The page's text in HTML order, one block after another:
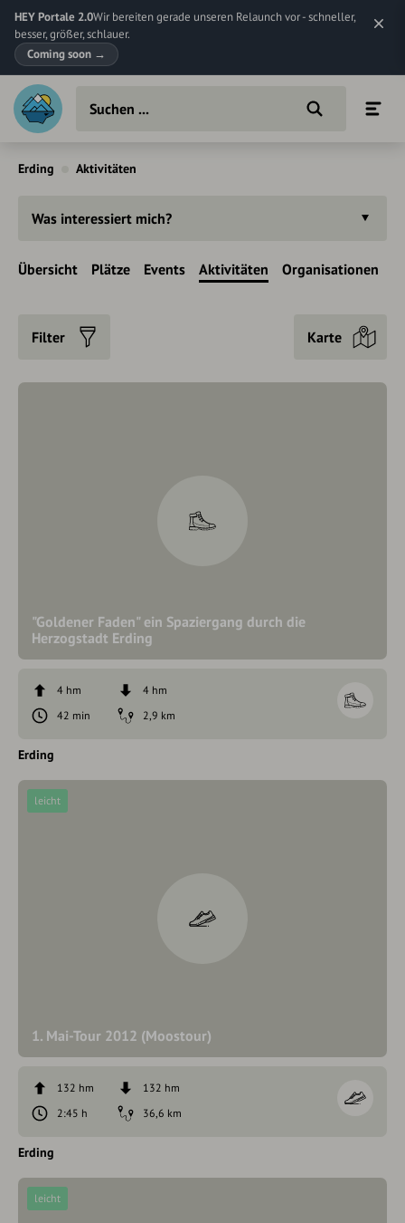
HEY Portale 2.0Wir bereiten gerade unseren Relaunch vor - schneller,
besser, größer, schlauer.
Coming soon →
Erding Aktivitäten
Was interessiert mich?
Übersicht Plätze Events Aktivitäten Organisationen
Filter Karte
"Goldener Faden" ein Spaziergang durch die
Herzogstadt Erding
4 hm
4 hm
42 min
2,9 km
Erding
1. Mai-Tour 2012 (Moostour)
leicht
132 hm
132 hm
2:45 h
36,6 km
Erding
leicht